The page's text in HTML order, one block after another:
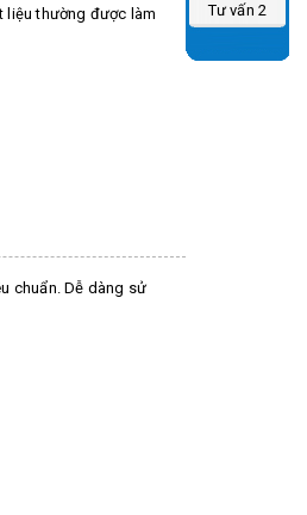
liệu thường được làm
chuẩn. Dễ dàng sử
Tư vấn 2